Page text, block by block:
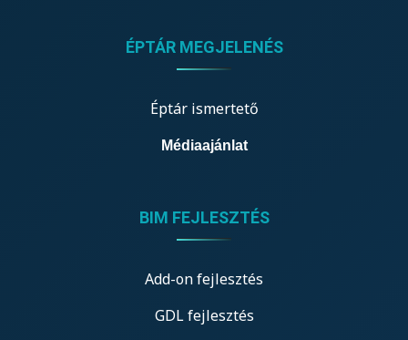
ÉPTÁR MEGJELENÉS
Éptár ismertető
Médiaajánlat
BIM FEJLESZTÉS
Add-on fejlesztés
GDL fejlesztés